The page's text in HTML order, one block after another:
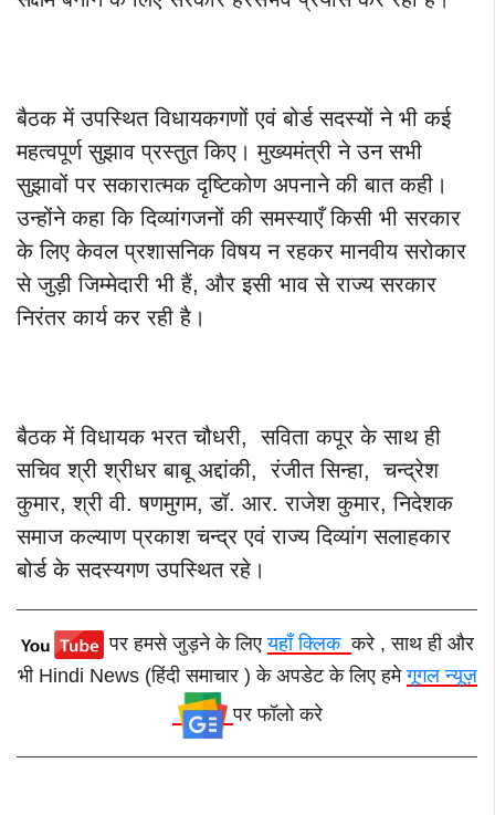
बैठक में उपस्थित विधायकगणों एवं बोर्ड सदस्यों ने भी कई
महत्वपूर्ण सुझाव प्रस्तुत किए। मुख्यमंत्री ने उन सभी
सुझावों पर सकारात्मक दृष्टिकोण अपनाने की बात कही।
उन्होंने कहा कि दिव्यांगजनों की समस्याएँ किसी भी सरकार
के लिए केवल प्रशासनिक विषय न रहकर मानवीय सरोकार
से जुड़ी जिम्मेदारी भी हैं, और इसी भाव से राज्य सरकार
निरंतर कार्य कर रही है।
बैठक में विधायक भरत चौधरी, सविता कपूर के साथ ही
सचिव श्री श्रीधर बाबू अद्दांकी, रंजीत सिन्हा, चन्द्रेश
कुमार, श्री वी. षणमुगम, डॉ. आर. राजेश कुमार, निदेशक
समाज कल्याण प्रकाश चन्द्र एवं राज्य दिव्यांग सलाहकार
बोर्ड के सदस्यगण उपस्थित रहे।
पर हमसे जुड़ने के लिएयहाँ क्लिककरे , साथ ही और
भी Hindi News (हिंदी समाचार ) के अपडेट के लिए हमेगूगल न्यूज़
पर फॉलो करे